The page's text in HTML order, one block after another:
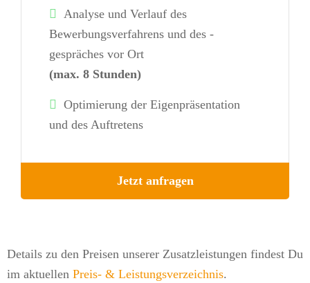
Analyse und Verlauf des
Bewerbungsverfahrens und des -
gespräches vor Ort
(max. 8 Stunden)
Optimierung der Eigen­präsentation
und des Auftretens
Jetzt anfragen
Details zu den Preisen unserer Zusatzleistungen findest Du
im aktuellen Preis- & Leistungsverzeichnis.